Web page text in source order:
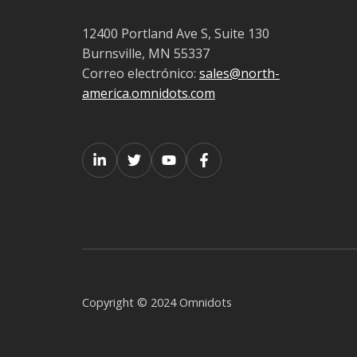
12400 Portland Ave S, Suite 130
Burnsville, MN 55337
Correo electrónico: sales@north-
america.omnidots.com
Copyright © 2024 Omnidots